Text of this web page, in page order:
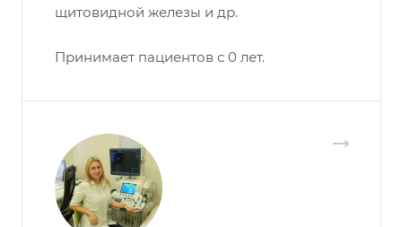
щитовидной железы и др.
Принимает пациентов с 0 лет.